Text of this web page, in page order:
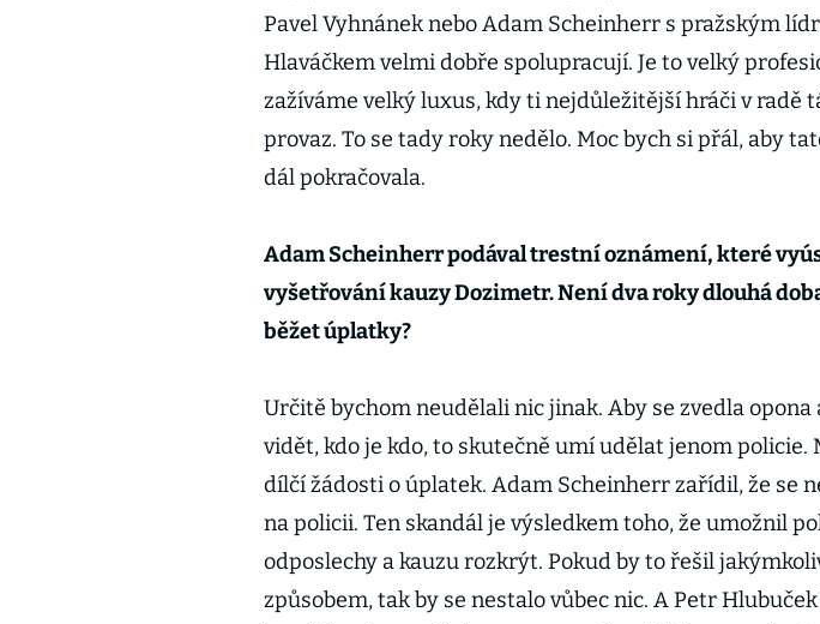
Pavel Vyhnánek nebo Adam Scheinherr s pražským
Hlaváčkem velmi dobře spolupracují. Je to velký
zažíváme velký luxus, kdy ti nejdůležitější hráči v radě
provaz. To se tady roky nedělo. Moc bych si přál, aby
dál pokračovala.
Adam Scheinherr podával trestní oznámení, které
vyšetřování kauzy Dozimetr. Není dva roky dlouhá
běžet úplatky?
Určitě bychom neudělali nic jinak. Aby se zvedla opona
vidět, kdo je kdo, to skutečně umí udělat jenom policie.
dílčí žádosti o úplatek. Adam Scheinherr zařídil, že se
na policii. Ten skandál je výsledkem toho, že umožnil
odposlechy a kauzu rozkrýt. Pokud by to řešil
způsobem, tak by se nestalo vůbec nic. A Petr